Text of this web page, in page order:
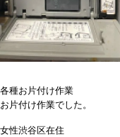
種お片付け作業
片付け作業でした。
性渋谷区在住